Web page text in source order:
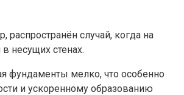
случай, когда на
несущих стенах.
фундаменты мелко, что особенно
и ускоренному образованию